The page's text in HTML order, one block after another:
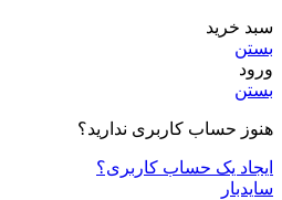
سبد خرید
بستن
ورود
بستن
هنوز حساب کاربری ندارید؟
ایجاد یک حساب کاربری؟
سایدبار